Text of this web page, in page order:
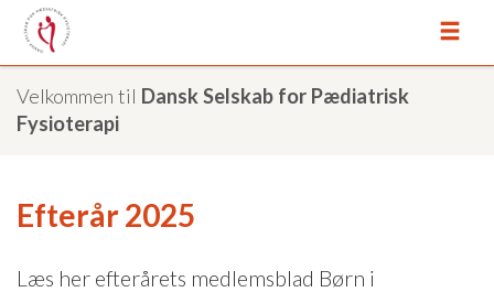
Velkommen til Dansk Selskab for Pædiatrisk
Fysioterapi
Efterår 2025
Læs her efterårets medlemsblad Børn i